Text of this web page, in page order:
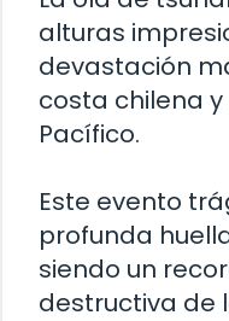
alturas
devastación
costa chilena
Pacífico.
Este evento
profunda
siendo un
destructiva de